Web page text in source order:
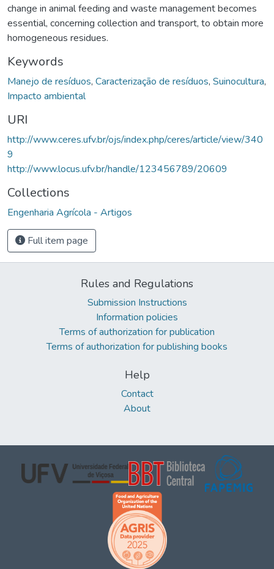
change in animal feeding and waste management becomes
essential, concerning collection and transport, to obtain more
homogeneous residues.
Keywords
Manejo de resíduos, Caracterização de resíduos, Suinocultura,
Impacto ambiental
URI
http://www.ceres.ufv.br/ojs/index.php/ceres/article/view/340
9
http://www.locus.ufv.br/handle/123456789/20609
Collections
Engenharia Agrícola - Artigos
Full item page
Rules and Regulations
Submission Instructions
Information policies
Terms of authorization for publication
Terms of authorization for publishing books
Help
Contact
About